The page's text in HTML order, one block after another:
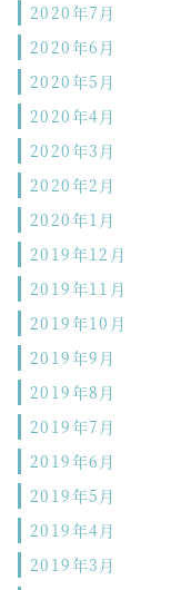
2020年7月
2020年6月
2020年5月
2020年4月
2020年3月
2020年2月
2020年1月
2019年12月
2019年11月
2019年10月
2019年9月
2019年8月
2019年7月
2019年6月
2019年5月
2019年4月
2019年3月